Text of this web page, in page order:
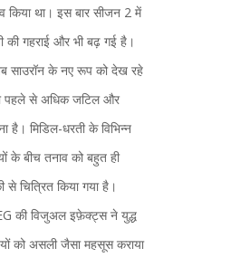
किया था। इस बार सीजन 2 में
की गहराई और भी बढ़ गई है।
साउरॉन के नए रूप को देख रहे
पहले से अधिक जटिल और
है। मिडिल-धरती के विभिन्न
के बीच तनाव को बहुत ही
से चित्रित किया गया है।
की विजुअल इफ़ेक्ट्स ने युद्ध
को असली जैसा महसूस कराया